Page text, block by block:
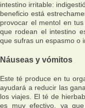
intestino irritable:
beneficio está
provocar el mentol en
que rodean el intestino
que sufras un espasmo o
Náuseas y vómitos
Este té produce en tu
ayudará a reducir las
los viajes. El té de
es muy efectivo, ya